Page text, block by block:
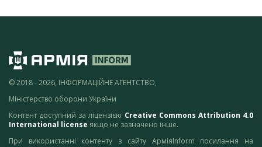
© 2018 - 2026, ІНФОРМАЦІЙНЕ АГЕНТСТВО,
Міністерство оборони України
Контент доступний за ліцензією Creative Commons Attribution 4.0
International license якщо не зазначено інше.
При використанні контенту з сайту АрміяInform посилання на